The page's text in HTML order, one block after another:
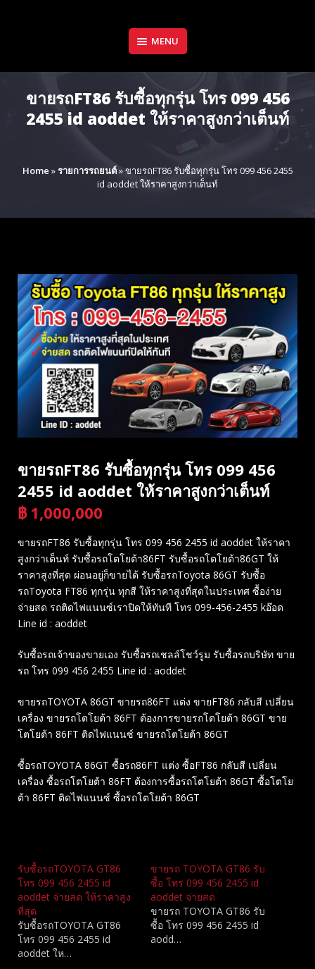
MENU
ขายรถFT86 รับซื้อทุกรุ่น โทร 099 456
2455 id aoddet ให้ราคาสูงกว่าเต็นท์
Home »รายการรถยนต์»ขายรถFT86 รับซื้อทุกรุ่น โทร 099 456 2455
id aoddet ให้ราคาสูงกว่าเต็นท์
ขายรถFT86 รับซื้อทุกรุ่น โทร 099 456
2455 id aoddet ให้ราคาสูงกว่าเต็นท์
฿ 1,000,000
ขายรถFT86 รับซื้อทุกรุ่น โทร 099 456 2455 id aoddet ให้ราคา
สูงกว่าเต็นท์ รับซื้อรถโตโยต้า86FT รับซื้อรถโตโยต้า86GT ให้
ราคาสูงที่สุด ผ่อนอยู่ก็ขายได้ รับซื้อรถToyota 86GT รับซื้อ
รถToyota FT86 ทุกรุ่น ทุกสี ให้ราคาสูงที่สุดในประเทศ ซื้อง่าย
จ่ายสด รถติดไฟแนนซ์เราปิดให้ทันที โทร 099-456-2455 kอ๊อด
Line id : aoddet
รับซื้อรถเจ้าของขายเอง รับซื้อรถเชลล์โชว์รูม รับซื้อรถบริษัท ขาย
รถ โทร 099 456 2455 Line id : aoddet
ขายรถTOYOTA 86GT ขายรถ86FT แต่ง ขายFT86 กลับสี เปลี่ยน
เครื่อง ขายรถโตโยต้า 86FT ต้องการขายรถโตโยต้า 86GT ขาย
โตโยต้า 86FT ติดไฟแนนซ์ ขายรถโตโยต้า 86GT
ซื้อรถTOYOTA 86GT ซื้อรถ86FT แต่ง ซื้อFT86 กลับสี เปลี่ยน
เครื่อง ซื้อรถโตโยต้า 86FT ต้องการซื้อรถโตโยต้า 86GT ซื้อโตโย
ต้า 86FT ติดไฟแนนซ์ ซื้อรถโตโยต้า 86GT
รับซื้อรถTOYOTA GT86
โทร 099 456 2455 id
aoddet จ่ายสด ให้ราคาสูง
ที่สุด
รับซื้อรถTOYOTA GT86
โทร 099 456 2455 id
aoddet ให…
ขายรถ TOYOTA GT86 รับ
ซื้อ โทร 099 456 2455 id
aoddet จ่ายสด
ขายรถ TOYOTA GT86 รับ
ซื้อ โทร 099 456 2455 id
aodd…